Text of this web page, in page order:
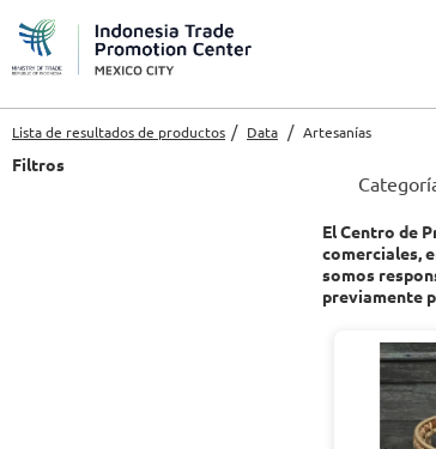
Lista de resultados de productos Data Artesanías
Filtros
El Centro de
comerciales,
somos
previamente